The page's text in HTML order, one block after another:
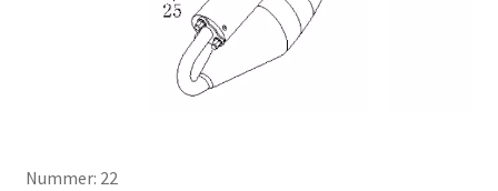
Nummer: 22